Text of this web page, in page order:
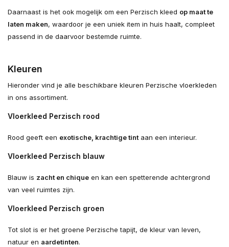
Daarnaast is het ook mogelijk om een Perzisch kleed op maat te
laten maken, waardoor je een uniek item in huis haalt, compleet
passend in de daarvoor bestemde ruimte.
Kleuren
Hieronder vind je alle beschikbare kleuren Perzische vloerkleden
in ons assortiment.
Vloerkleed Perzisch rood
Rood geeft een exotische, krachtige tint aan een interieur.
Vloerkleed Perzisch blauw
Blauw is zacht en chique en kan een spetterende achtergrond
van veel ruimtes zijn.
Vloerkleed Perzisch groen
Tot slot is er het groene Perzische tapijt, de kleur van leven,
natuur en aardetinten.